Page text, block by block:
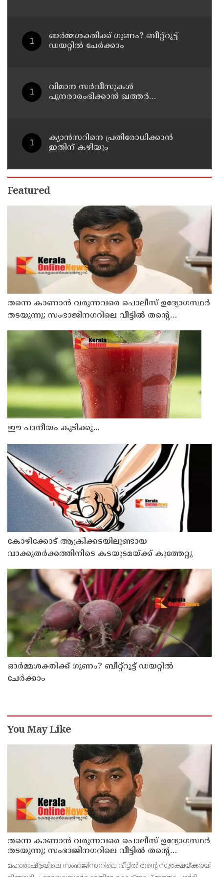
ഓർമ്മശക്തിക്ക് ഗുണം? ബീറ്റ്‌റൂട്ട്
ഡയറ്റിൽ ചേർക്കാം
വിമാന സര്‍വീസുകള്‍
പുനരാരംഭിക്കാന്‍ ഖത്തര്‍
ക്യാൻസറിനെ പ്രതിരോധിക്കാൻ
ഇതിന് കഴിയും
Featured
തന്നെ കാണാൻ വരുന്നവരെ പൊലീസ് ഉദ‍്യോഗസ്ഥർ
തടയുന്നു; സംഭാജിനഗറിലെ വീട്ടിൽ തന്‍റെ
കോക്‌റോച്ച് ജനതാ പാർട്ടി സ്ഥാപകൻ അഭിജീത്
ദിപ്കെ
ഈ പാനീയം കുടിക്കൂ...
കോഴിക്കോട് ആക്രിക്കടയിലുണ്ടായ
വാക്കുതർക്കത്തിനിടെ കടയുടമയ്ക്ക് കുത്തേറ്റു
ഓർമ്മശക്തിക്ക് ഗുണം? ബീറ്റ്‌റൂട്ട് ഡയറ്റിൽ
ചേർക്കാം
You May Like
തന്നെ കാണാൻ വരുന്നവരെ പൊലീസ് ഉദ‍്യോഗസ്ഥർ
തടയുന്നു; സംഭാജിനഗറിലെ വീട്ടിൽ തന്‍റെ
സുരക്ഷയ്ക്കായി നിയോഗിച്ച ഉദ‍്യോഗ‍്യസ്ഥർക്കെതിരേ
കോക്‌റോച്ച് ജനതാ പാർട്ടി സ്ഥാപകൻ അഭിജീത്
മഹാരാഷ്ട്രയിലെ സംഭാജിനഗറിലെ വീട്ടിൽ തന്‍റെ സുരക്ഷയ്ക്കായി